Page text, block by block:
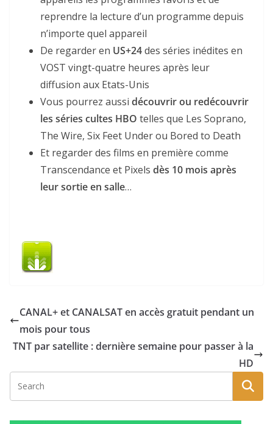
reprendre la lecture d’un programme depuis
n’importe quel appareil
De regarder en US+24des séries inédites en
VOST vingt-quatre heures après leur
diffusion aux Etats-Unis
Vous pourrez aussi découvrir ou redécouvrir
les séries cultes HBO telles que Les Soprano,
The Wire, Six Feet Under ou Bored to Death
Et regarder des films en première comme
Transcendance et Pixels dès 10 mois après
leur sortie en salle…
CANAL+ et CANALSAT en accès gratuit pendant un
mois pour tous
TNT par satellite : dernière semaine pour passer à la
HD